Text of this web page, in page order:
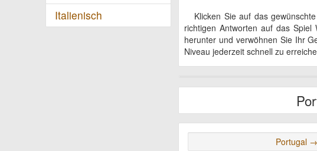
Klicken Sie auf das
richtigen Antworten auf das
herunter und verwöhnen Sie Ihr
Niveau jederzeit schnell zu
Portugal
Italienisch